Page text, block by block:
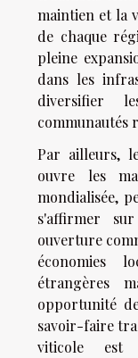
maintien et la
de chaque
pleine
dans les
diversifier
communautés
Par ailleurs,
ouvre les
mondialisée,
s'affirmer
ouverture
économies
étrangères
opportunité
savoir-faire
viticole est